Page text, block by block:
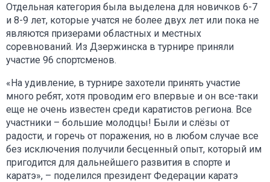
Отдельная категория была выделена для новичков 6-7
и 8-9 лет, которые учатся не более двух лет или пока не
являются призерами областных и местных
соревнований. Из Дзержинска в турнире приняли
участие 96 спортсменов.
«На удивление, в турнире захотели принять участие
много ребят, хотя проводим его впервые и он все-таки
еще не очень известен среди каратистов региона. Все
участники – большие молодцы! Были и слёзы от
радости, и горечь от поражения, но в любом случае все
без исключения получили бесценный опыт, который им
пригодится для дальнейшего развития в спорте и
каратэ», – поделился президент Федерации каратэ